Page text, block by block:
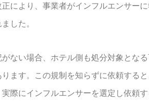
正により、事業者がインフルエンサー
した。
がない場合、ホテル側も処分対象とな
ります。この規制を知らずに依頼する
実際にインフルエンサーを選定し依頼